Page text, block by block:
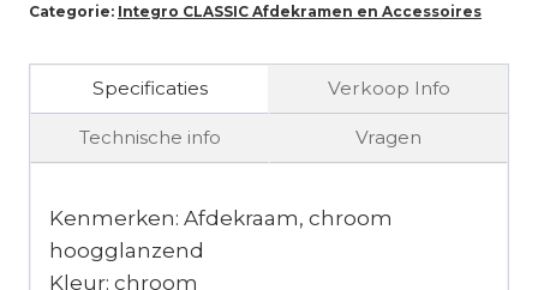
Categorie: Integro CLASSIC Afdekramen en Accessoires
Specificaties Verkoop Info
Technische info Vragen
Kenmerken: Afdekraam, chroom
hoogglanzend
Kleur: chroom